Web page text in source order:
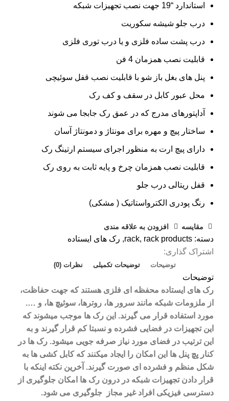
استاندارد “19 جهت نصب تجهیزات شبکه
درب جلو شیشه سکوریت
درب پشت ساده فلزی و یا درب توری فلزی
قابلیت نصب همزمان 4 فن
پنل های بغل باز شو با قابلیت نصب قفل سوئیچی
محل عبور کابل در سقف و کف رک
آداپتورهای مدرج که در عمق رک جابجا می شوند
ساختار پیچ و مهره برای مونتاژ و دمونتاژ آسان
دارای پیچ ارت به منظور اجرای سیستم ارتینگ رک
قابلیت نصب همزمان چرخ و پایه ثابت به روی رک
قفل ریتالی درب جلو
رنگ پودری الکترواستاتیک ( مشکی)
مقایسه افزودن به علاقه مندی
دسته: rack, rack products
, رک های ایستاده
اشتراک گذاری:
توضیحات توضیحات تکمیلی نظرات (0)
توضیحات
رک های ایستاده محفظه ای فلزی هستند که جهت حفاظت،
از ملزومات شبکه مانند سرور ها، روترها، سوئیچ ها، و ….
مورد استفاده قرار می گیرند. این رک ها موجب میشوند که
این تجهیزات در فضایی فشرده و نسبتا کم قرار گیرند و به
این ترتیب در فضای مورد نیاز صرفه جویی میشود. رک ها در
کنار پچ پنل ها این امکان را ایجاد میکنند که کابل کشی ها به
شکل منظم و فشرده ای صورت گیرند. آخرین نکته اینکه با
قرار دادن تجهیزات شبکه در درون رک ها امکان جلوگیری از
دسترسی فیزیکی افراد غیر مجاز جلوگیری می شود.